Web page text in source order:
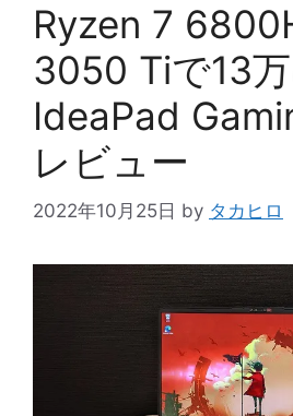
Ryzen 7
3050 Tiで13万
IdeaPad
レビュー
2022年10月25日 by タカヒロ